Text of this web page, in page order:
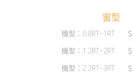
窗型
機型： 0.8RT~1RT ＄
機型： 1.2RT~2RT ＄
機型： 2.2RT~3RT ＄